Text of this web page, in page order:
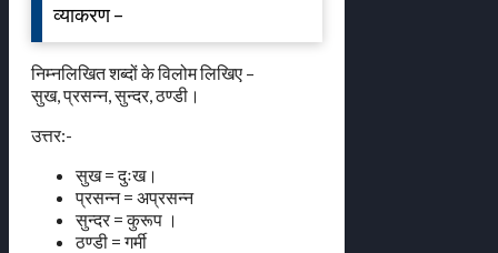
व्याकरण –
निम्नलिखित शब्दों के विलोम लिखिए –
सुख, प्रसन्न, सुन्दर, ठण्डी।
उत्तर:-
सुख = दुःख।
प्रसन्न = अप्रसन्न
सुन्दर = कुरूप ।
ठण्डी = गर्मी